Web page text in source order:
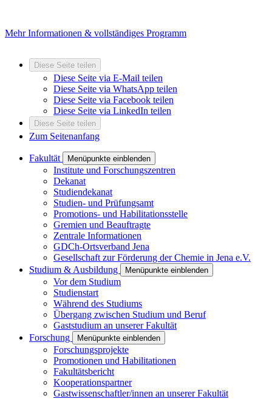
Mehr Informationen & vollständiges Programm
Diese Seite teilen
Diese Seite via E-Mail teilen
Diese Seite via WhatsApp teilen
Diese Seite via Facebook teilen
Diese Seite via LinkedIn teilen
Diese Seite teilen
Zum Seitenanfang
Fakultät Menüpunkte einblenden
Institute und Forschungszentren
Dekanat
Studiendekanat
Studien- und Prüfungsamt
Promotions- und Habilitationsstelle
Gremien und Beauftragte
Zentrale Informationen
GDCh-Ortsverband Jena
Gesellschaft zur Förderung der Chemie in Jena e.V.
Studium & Ausbildung
Menüpunkte einblenden
Vor dem Studium
Studienstart
Während des Studiums
Übergang zwischen Studium und Beruf
Gaststudium an unserer Fakultät
Forschung
Menüpunkte einblenden
Forschungsprojekte
Promotionen und Habilitationen
Fakultätsbericht
Kooperationspartner
Gastwissenschaftler/innen an unserer Fakultät